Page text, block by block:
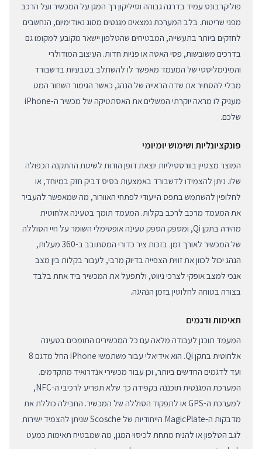
פוליקרבונט עמיד בדרגה גבוהה וסיליקון רך המגן על המכשיר ועל הרכב
מפני שריטות. בלב המערכת נמצאים מגנטים מסוג נאודימיום, הנחשבים
לחזקים ביותר בתעשייה, המבטיחים שהטלפון יישאר מקובע למקומו גם
בדרכים משובשות, פסי האטה או פניות חדות. העיצוב המודולרי
והמינימליסטי של המעמד מאפשר לו להשתלב בטבעיות בדשבורד
מבלי להסתיר את שדה הראייה של הנהג, כאשר הגימור השחור המט
מעניק לו מראה יוקרתי המשלים את האסתטיקה של מכשיר ה-iPhone
שלכם.
פונקציונליות ושימוש יומיומי
המוצר מצטיין בוורסטיליות יוצאת דופן הודות לשיטת ההתקנה הכפולה
שלו. ניתן להצמידו לדשבורד באמצעות בסיס דביק חזק במיוחד, או
לחלופין להשתמש בתפס הייעודי לפתחי האוורור, מה שמאפשר להעביר
את המעמד מרכב לרכב בקלות. המעמד תומך בטעינה אלחוטית
מהירה בתקן Qi, ומספק הספק טעינה אופטימלי השומר על חיי הסוללה
של המכשיר לאורך זמן. בזכות ציר כדורי המסתובב ב-360 מעלות,
הנהג יכול לכוון את זווית הצפייה בדיוק מרבי, לעבור בקלות בין מצב
אנכי למצב אופקי לצרכי ניווט, ולתפעל את המכשיר ביד אחת בלבד
בצורה בטוחה לחלוטין בזמן הנהיגה.
תאימות ודגמים
המעמד תוכנן לעבודה מלאה עם כל המכשירים התומכים בטעינה
אלחוטית בתקן Qi. הוא אידיאלי עבור משתמשי iPhone החל מדגם 8
ועד לדגמים החדשים ביותר, וכן עבור מכשירי אנדרואיד מתקדמים.
המערכת המגנטית תוכננה בקפידה כך שלא תפריע לרכיבי ה-NFC,
למערכת ה-GPS או לתפקוד הסוללה של המכשיר. החבילה כוללת את
מדבקות ה-MagicPlate הייחודיות של Scosche שניתן להצמיד ישירות
לגב הטלפון או להניח מתחת לכיסוי המגן, מה שמבטיח תאימות כמעט